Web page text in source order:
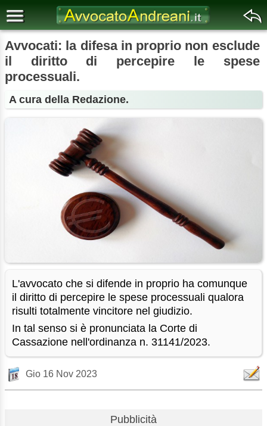
Avvocati: la difesa in proprio non esclude
il diritto di percepire le spese
processuali.
A cura della Redazione.
L'avvocato che si difende in proprio ha comunque
il diritto di percepire le spese processuali qualora
risulti totalmente vincitore nel giudizio.
In tal senso si è pronunciata la Corte di
Cassazione nell'ordinanza n. 31141/2023.
Gio 16 Nov 2023
Pubblicità